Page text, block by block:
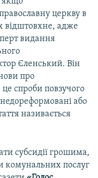
церкву в
відштовхне, адже
видання
Єленський. Він
про
спроби повзучого
або
називається
субсидії грошима,
комунальних послуг